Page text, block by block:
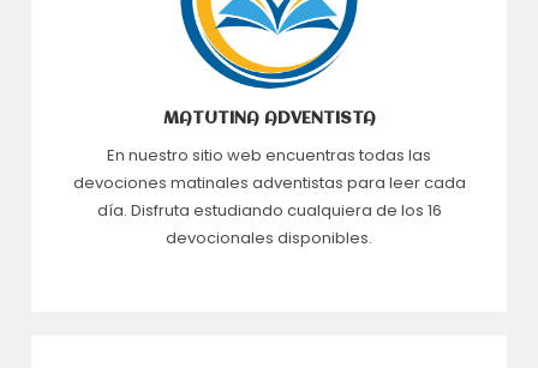
MATUTINA ADVENTISTA
En nuestro sitio web encuentras todas las
devociones matinales adventistas para leer cada
día. Disfruta estudiando cualquiera de los 16
devocionales disponibles.